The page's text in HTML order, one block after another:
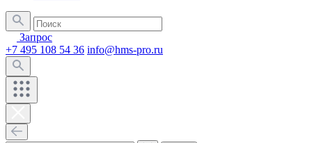
Запрос
+7 495 108 54 36 info@hms-pro.ru